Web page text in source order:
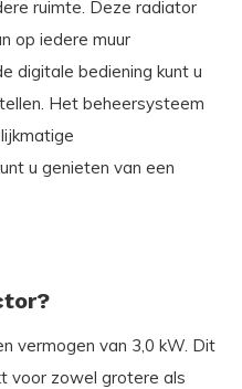
ruimte. Deze radiator
op iedere muur
digitale bediening kunt u
Het beheersysteem
u genieten van een
vermogen van 3,0 kW. Dit
voor zowel grotere als